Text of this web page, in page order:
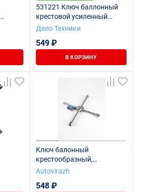
531221 Ключ баллонный
крестовой усиленный
17×19×21 мм × 1/2"
Дело Техники
549 ₽
В КОРЗИНУ
Ключ балонный
крестообразный,
усиленный
Autovirazh
548 ₽